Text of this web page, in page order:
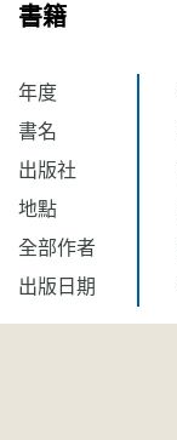
書籍
年度
書名
出版社
地點
全部作者
出版日期